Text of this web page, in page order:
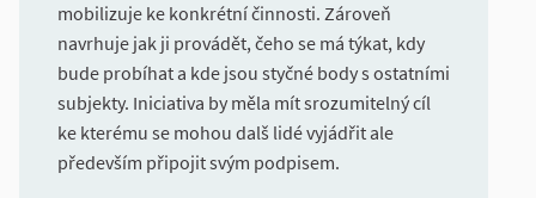
mobilizuje ke konkrétní činnosti. Zároveň
navrhuje jak ji provádět, čeho se má týkat, kdy
bude probíhat a kde jsou styčné body s ostatními
subjekty. Iniciativa by měla mít srozumitelný cíl
ke kterému se mohou dalš lidé vyjádřit ale
především připojit svým podpisem.